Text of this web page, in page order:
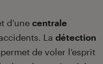
d’une centrale
La détection
de voler l’esprit